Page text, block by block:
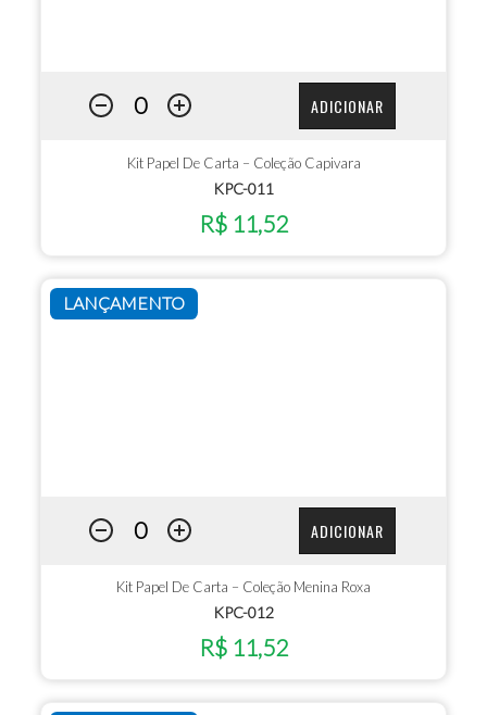
ADICIONAR
Kit Papel De Carta – Coleção Capivara
KPC-011
R$ 11,52
LANÇAMENTO
ADICIONAR
Kit Papel De Carta – Coleção Menina Roxa
KPC-012
R$ 11,52